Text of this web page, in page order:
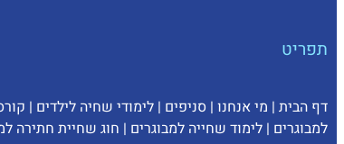
תפריט
דף הבית | מי אנחנו | סניפים | לימודי שחיה לילדים |
למבוגרים | לימוד שחייה למבוגרים | חוג שחיית חתירה